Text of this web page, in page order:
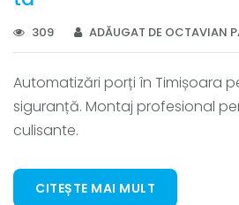
309 ADĂUGAT DE OCTAVIAN
Automatizări porți în Timișoara
siguranță. Montaj profesional
culisante.
CITEȘTE MAI MULT